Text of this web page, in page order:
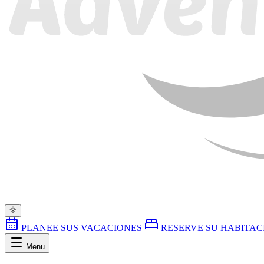
PLANEE SUS VACACIONES RESERVE SU
Menu